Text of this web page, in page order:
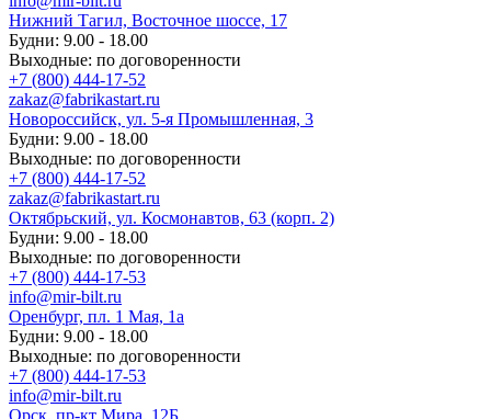
Нижний Тагил, Восточное шоссе, 17
Будни: 9.00 - 18.00
Выходные: по договоренности
+7 (800) 444-17-52
zakaz@fabrikastart.ru
Новороссийск, ул. 5-я Промышленная, 3
Будни: 9.00 - 18.00
Выходные: по договоренности
+7 (800) 444-17-52
zakaz@fabrikastart.ru
Октябрьский, ул. Космонавтов, 63 (корп. 2)
Будни: 9.00 - 18.00
Выходные: по договоренности
+7 (800) 444-17-53
info@mir-bilt.ru
Оренбург, пл. 1 Мая, 1а
Будни: 9.00 - 18.00
Выходные: по договоренности
+7 (800) 444-17-53
info@mir-bilt.ru
Орск, пр-кт Мира, 12Б